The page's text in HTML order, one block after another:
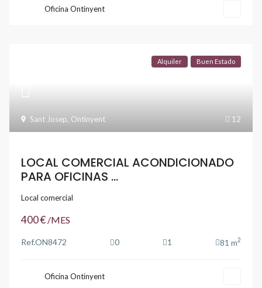
Oficina Ontinyent
12
Sant Josep, Ontinyent
Alquiler Buen Estado
LOCAL COMERCIAL ACONDICIONADO
PARA OFICINAS ...
Local comercial
400 € /MES
Ref.ON8472 0 1 81 m2
Oficina Ontinyent